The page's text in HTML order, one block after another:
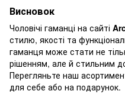
Висновок
Чоловічі гаманці на сайті
стилю, якості та
гаманця може стати не
рішенням, але й стильним
Перегляньте наш
для себе або на подарунок.